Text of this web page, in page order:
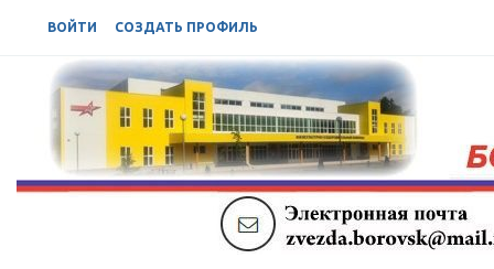
ВОЙТИ СОЗДАТЬ ПРОФИЛЬ